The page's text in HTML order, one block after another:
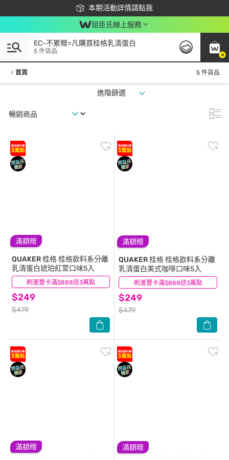
本期活動詳情請點我
下載app最高回饋$350
屈臣氏線上服務
0
EC-不累贈=凡購買桂格乳清蛋白
5 件貨品
首頁 5 件貨品
進階篩選
滿額贈
刷滙豐卡滿$888送3萬點
QUAKER 桂格桂格飲料系分離
乳清蛋白琥珀紅萱口味5入
$249
$479
(1)
滿額贈
刷滙豐卡滿$888送3萬點
QUAKER 桂格桂格飲料系分離
乳清蛋白美式咖啡口味5入
$249
$479
(8)
滿額贈 滿額贈